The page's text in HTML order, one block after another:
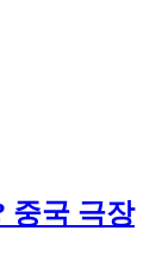
중국 극장